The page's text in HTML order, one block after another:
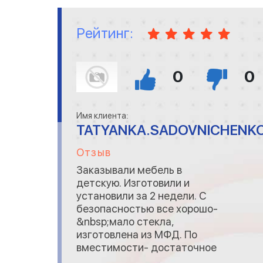
Рейтинг:
0 0
Имя клиента:
Отзыв
Заказывали мебель в
детскую. Изготовили и
установили за 2 недели. С
безопасностью все хорошо-
&nbsp;мало стекла,
изготовлена из МФД. По
вместимости- достаточное